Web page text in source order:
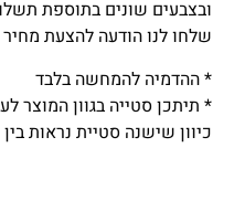
ובצבעים שונים בתוספת
שלחו לנו הודעה להצעת
* ההדמיה להמחשה בלבד
* תיתכן סטייה בגוון המוצר
כיוון שישנה סטיית נראות